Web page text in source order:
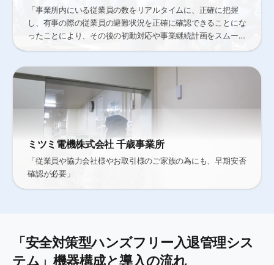
「事業所内にいる従業員の数をリアルタイムに、正確に把握
し、有事の際の従業員の避難状況を正確に確認できることにな
ったことにより、その後の初動対応や事業継続計画をスムーズ
ミツミ電機株式会社 千歳事業所
「従業員や協力会社様やお取引様のご家族の為にも、早期安否
確認が必要」
「安全対策型ハンズフリー入退管理シス
テム」機器構成と導入の流れ